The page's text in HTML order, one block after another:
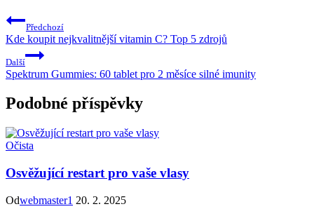
Předchozí
Kde koupit nejkvalitnější vitamin C? Top 5 zdrojů
Další
Spektrum Gummies: 60 tablet pro 2 měsíce silné imunity
Podobné příspěvky
Očista
Osvěžující restart pro vaše vlasy
Odwebmaster1 20. 2. 2025